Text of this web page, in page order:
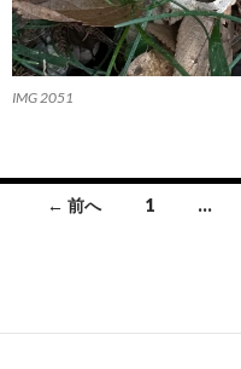
IMG 2051
ビ
← 前へ 1 …